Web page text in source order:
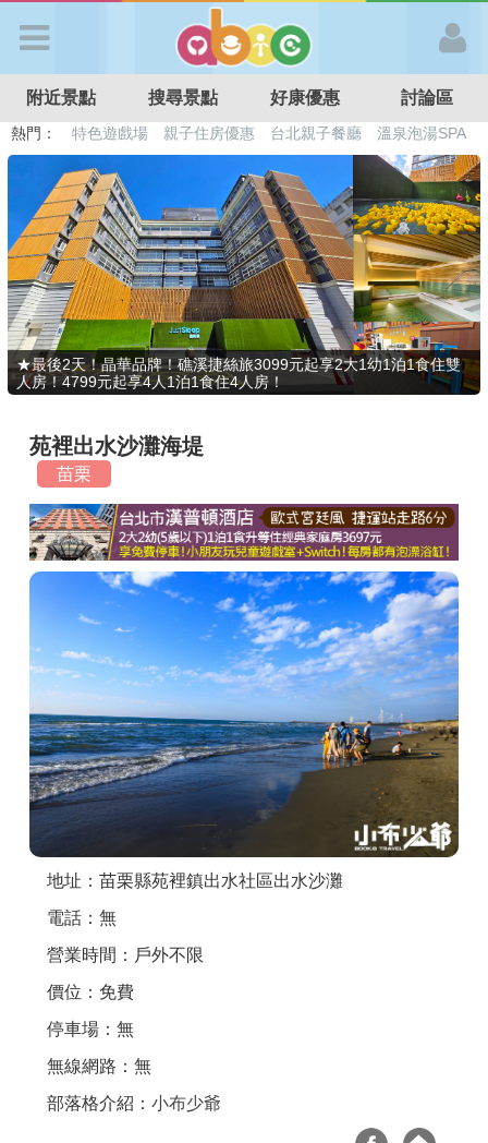
APP登入
首 頁
搜尋景點
好康優惠
最新消息
最新留言
商家合作
推薦景點
討論區
聯絡我們
APP下載
附近景點 搜尋景點 好康優惠 討論區
熱門： 溜滑梯民宿 觀光工廠 DIY摘果
日本親子景點
特色遊戲場
親子住房優惠 台北親子餐廳 溫泉泡湯SPA
★最後2天！晶華品牌！礁溪捷絲旅3099元起享2大1幼1泊1食住雙
人房！4799元起享4人1泊1食住4人房！
苑裡出水沙灘海堤
苗栗
地址：苗栗縣苑裡鎮出水社區出水沙灘
電話：無
營業時間：戶外不限
價位：免費
停車場：無
無線網路：無
部落格介紹： 小布少爺